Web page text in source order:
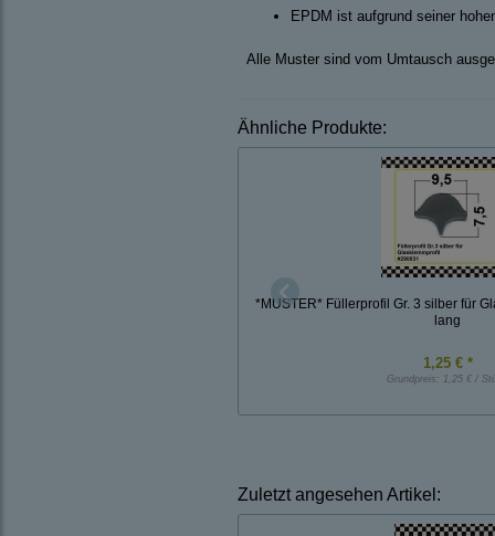
EPDM ist aufgrund seiner
Alle Muster sind vom Umtausch
Ähnliche Produkte:
*MUSTER* Füllerprofil Gr. 3 silber für
lang
1,25 € *
Grundpreis: 1,25 € /
Zuletzt angesehen Artikel: